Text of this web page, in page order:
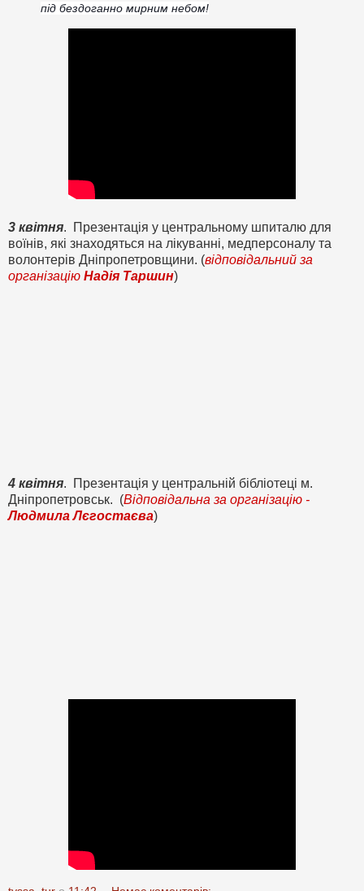
під бездоганно мирним небом!
3 квітня. Презентація у центральному шпиталю для
воїнів, які знаходяться на лікуванні, медперсоналу та
волонтерів Дніпропетровщини. (відповідальний за
організацію Надія Таршин)
4 квітня. Презентація у центральній бібліотеці м.
Дніпропетровськ. (Відповідальна за організацію -
Людмила Лєгостаєва)